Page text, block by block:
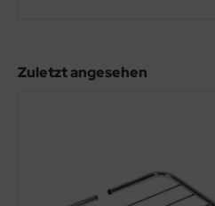
Zuletzt angesehen